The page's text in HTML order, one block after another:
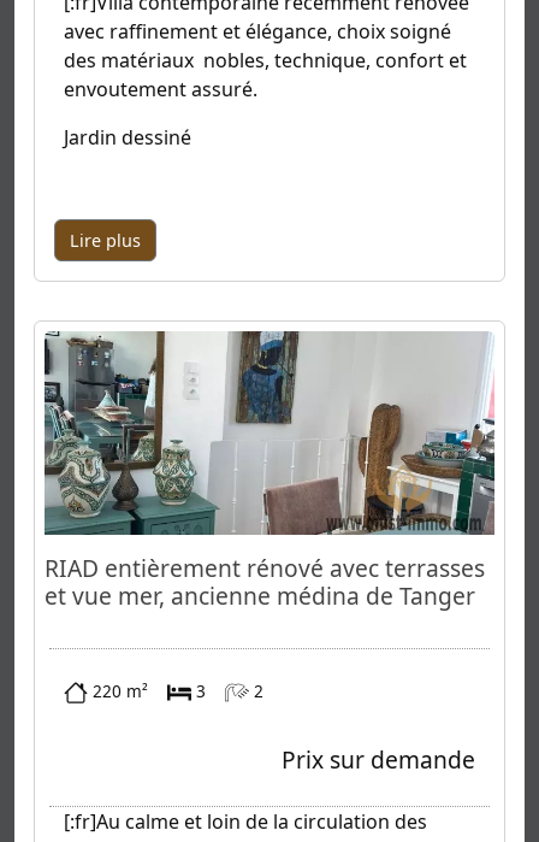
avec raffinement et élégance, choix soigné
des matériaux nobles, technique, confort et
envoutement assuré.
Jardin dessiné
Lire plus
RIAD entièrement rénové avec terrasses
et vue mer, ancienne médina de Tanger
220 m² 3 2
Prix sur demande
[:fr]Au calme et loin de la circulation des